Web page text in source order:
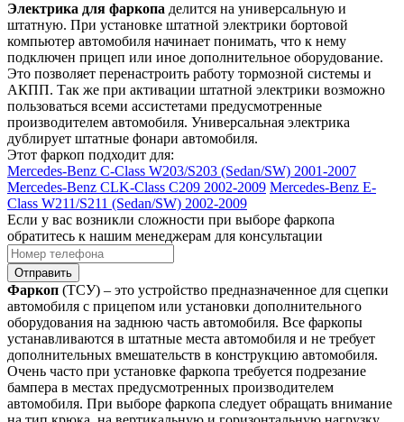
Электрика для фаркопа делится на универсальную и
штатную. При установке штатной электрики бортовой
компьютер автомобиля начинает понимать, что к нему
подключен прицеп или иное дополнительное оборудование.
Это позволяет перенастроить работу тормозной системы и
АКПП. Так же при активации штатной электрики возможно
пользоваться всеми ассистетами предусмотренные
производителем автомобиля. Универсальная электрика
дублирует штатные фонари автомобиля.
Этот фаркоп подходит для:
Mercedes-Benz C-Class W203/S203 (Sedan/SW) 2001-2007
Mercedes-Benz CLK-Class C209 2002-2009 Mercedes-Benz E-
Class W211/S211 (Sedan/SW) 2002-2009
Если у вас возникли сложности при выборе фаркопа
обратитесь к нашим менеджерам для консультации
Отправить
Фаркоп (ТСУ) – это устройство предназначенное для сцепки
автомобиля с прицепом или установки дополнительного
оборудования на заднюю часть автомобиля. Все фаркопы
устанавливаются в штатные места автомобиля и не требует
дополнительных вмешательств в конструкцию автомобиля.
Очень часто при установке фаркопа требуется подрезание
бампера в местах предусмотренных производителем
автомобиля. При выборе фаркопа следует обращать внимание